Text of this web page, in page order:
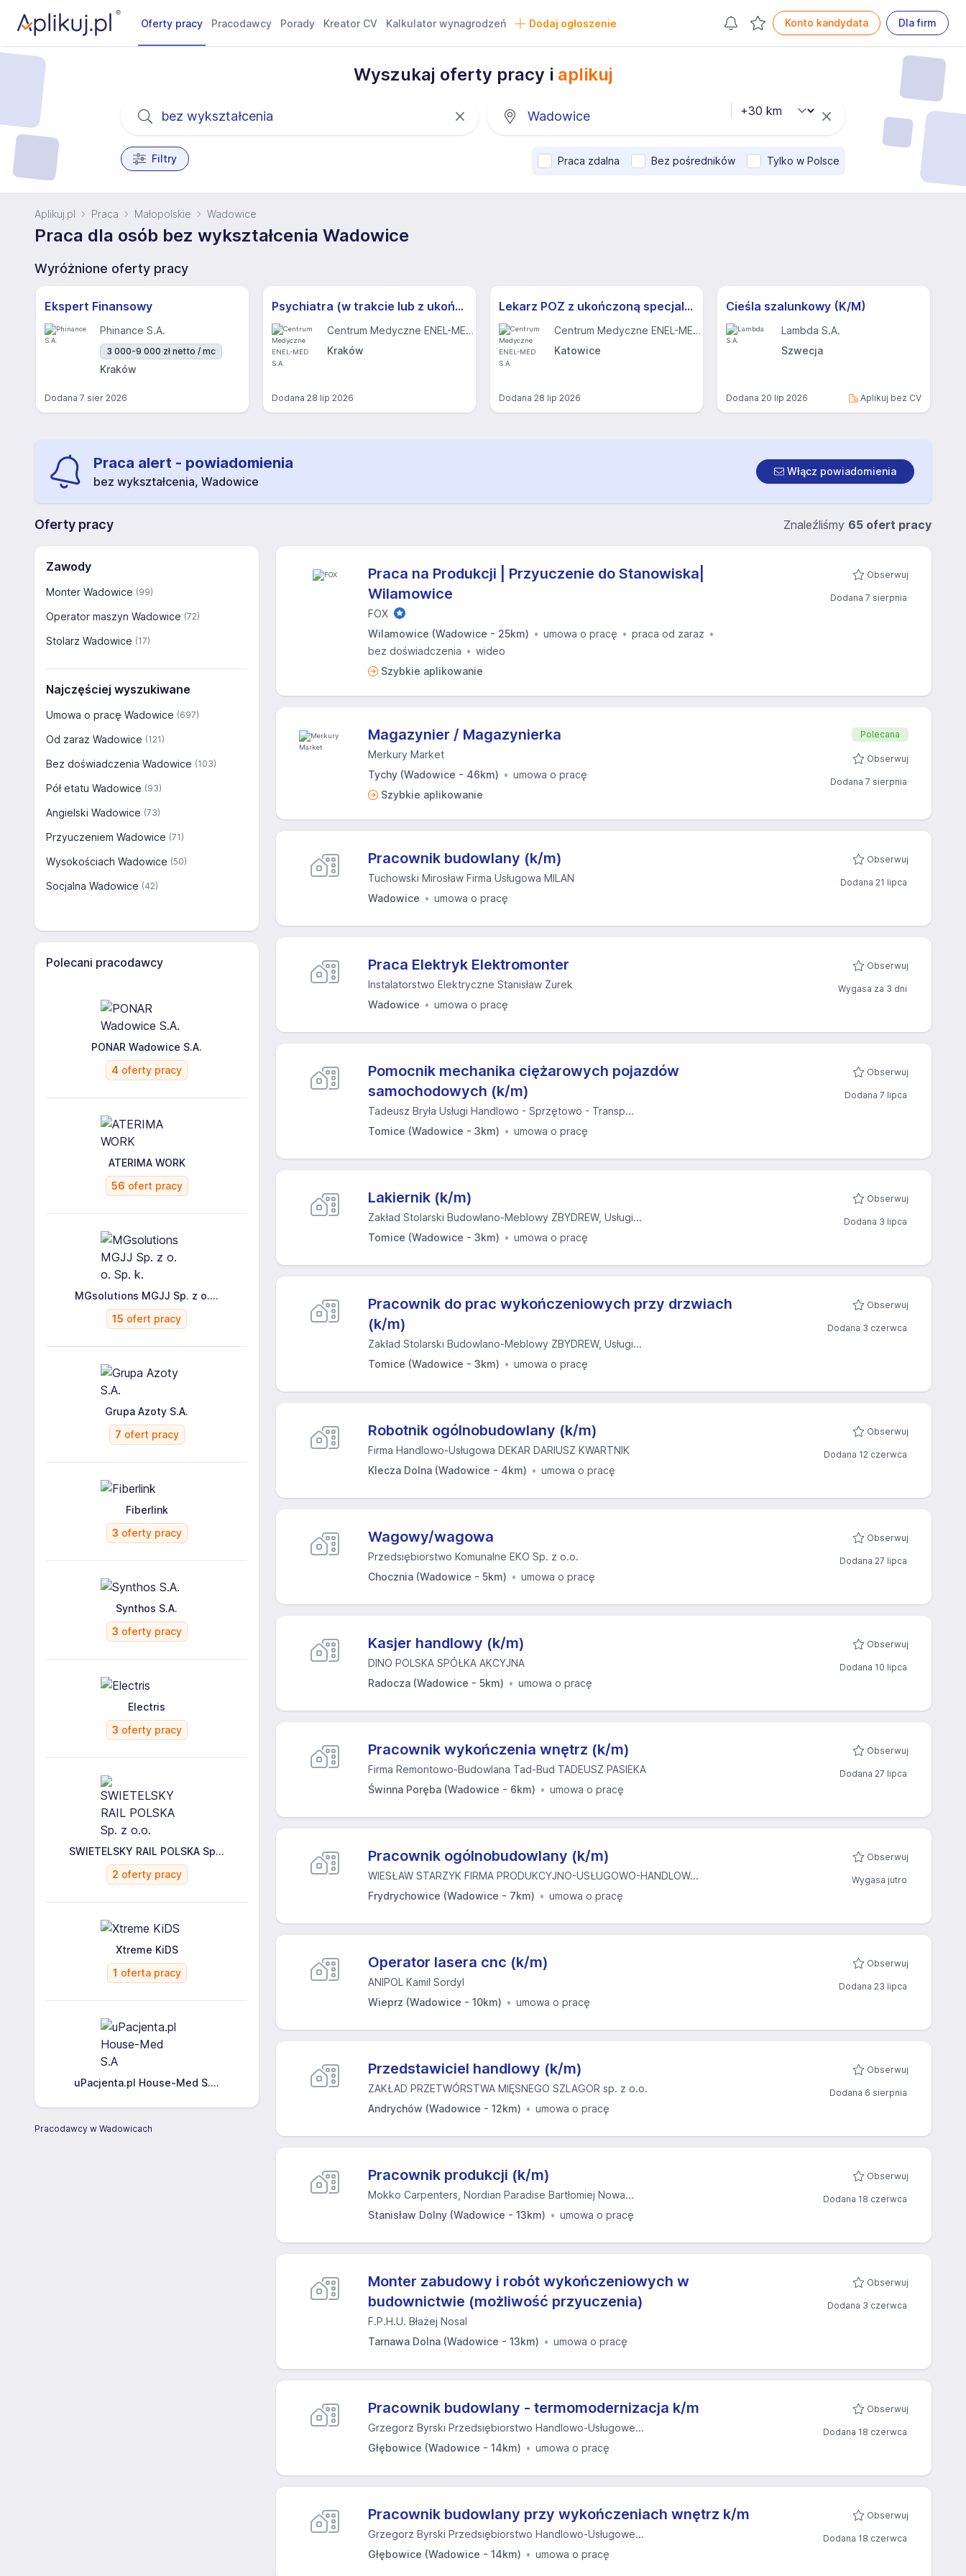
Oferty pracy Pracodawcy Porady Kreator CV Kalkulator wynagrodzeń Dodaj ogłoszenie Konto kandydata Dla firm
Wyszukaj oferty pracy i aplikuj
Filtry Praca zdalna Bez pośredników Tylko w Polsce
Aplikuj.pl Praca Małopolskie Wadowice
Praca dla osób bez wykształcenia Wadowice
Wyróżnione oferty pracy
Ekspert Finansowy
Phinance S.A.
3 000-9 000 zł netto / mc
Kraków
Dodana 7 sier 2026
Psychiatra (w trakcie lub z ukończoną specjalizacją) (k/m)
Centrum Medyczne ENEL-MED S.A.
Kraków
Dodana 28 lip 2026
Lekarz POZ z ukończoną specjalizacją (interna, medycyna rodzinna) (k/m)
Centrum Medyczne ENEL-MED S.A.
Katowice
Dodana 28 lip 2026
Cieśla szalunkowy (K/M)
Lambda S.A.
Szwecja
Dodana 20 lip 2026 Aplikuj bez CV
Praca alert - powiadomienia
bez wykształcenia, Wadowice
Włącz powiadomienia
Oferty pracy Znaleźliśmy 65 ofert pracy
Zawody
Monter Wadowice (99)
Operator maszyn Wadowice (72)
Stolarz Wadowice (17)
Najczęściej wyszukiwane
Umowa o pracę Wadowice (697)
Od zaraz Wadowice (121)
Bez doświadczenia Wadowice (103)
Pół etatu Wadowice (93)
Angielski Wadowice (73)
Przyuczeniem Wadowice (71)
Wysokościach Wadowice (50)
Socjalna Wadowice (42)
Polecani pracodawcy
PONAR Wadowice S.A.
4 oferty pracy
ATERIMA WORK
56 ofert pracy
MGsolutions MGJJ Sp. z o....
15 ofert pracy
Grupa Azoty S.A.
7 ofert pracy
Fiberlink
3 oferty pracy
Synthos S.A.
3 oferty pracy
Electris
3 oferty pracy
SWIETELSKY RAIL POLSKA Sp...
2 oferty pracy
Xtreme KiDS
1 oferta pracy
uPacjenta.pl House-Med S....
Pracodawcy w Wadowicach
Praca na Produkcji | Przyuczenie do Stanowiska|
Wilamowice
FOX
Wilamowice (Wadowice - 25km)
umowa o pracę
praca od zaraz
bez doświadczenia
wideo
Szybkie aplikowanie
Obserwuj
Dodana 7 sierpnia
Magazynier / Magazynierka
Merkury Market
Tychy (Wadowice - 46km)
umowa o pracę
Szybkie aplikowanie
Polecana
Obserwuj
Dodana 7 sierpnia
Pracownik budowlany (k/m)
Tuchowski Mirosław Firma Usługowa MILAN
Wadowice
umowa o pracę
Obserwuj
Dodana 21 lipca
Praca Elektryk Elektromonter
Instalatorstwo Elektryczne Stanisław Żurek
Wadowice
umowa o pracę
Obserwuj
Wygasa za 3 dni
Pomocnik mechanika ciężarowych pojazdów
samochodowych (k/m)
Tadeusz Bryła Usługi Handlowo - Sprzętowo - Transp...
Tomice (Wadowice - 3km)
umowa o pracę
Obserwuj
Dodana 7 lipca
Lakiernik (k/m)
Zakład Stolarski Budowlano-Meblowy ZBYDREW, Usługi...
Tomice (Wadowice - 3km)
umowa o pracę
Obserwuj
Dodana 3 lipca
Pracownik do prac wykończeniowych przy drzwiach
(k/m)
Zakład Stolarski Budowlano-Meblowy ZBYDREW, Usługi...
Tomice (Wadowice - 3km)
umowa o pracę
Obserwuj
Dodana 3 czerwca
Robotnik ogólnobudowlany (k/m)
Firma Handlowo-Usługowa DEKAR DARIUSZ KWARTNIK
Klecza Dolna (Wadowice - 4km)
umowa o pracę
Obserwuj
Dodana 12 czerwca
Wagowy/wagowa
Przedsiębiorstwo Komunalne EKO Sp. z o.o.
Chocznia (Wadowice - 5km)
umowa o pracę
Obserwuj
Dodana 27 lipca
Kasjer handlowy (k/m)
DINO POLSKA SPÓŁKA AKCYJNA
Radocza (Wadowice - 5km)
umowa o pracę
Obserwuj
Dodana 10 lipca
Pracownik wykończenia wnętrz (k/m)
Firma Remontowo-Budowlana Tad-Bud TADEUSZ PASIEKA
Świnna Poręba (Wadowice - 6km)
umowa o pracę
Obserwuj
Dodana 27 lipca
Pracownik ogólnobudowlany (k/m)
WIESŁAW STARZYK FIRMA PRODUKCYJNO-USŁUGOWO-HANDLOW...
Frydrychowice (Wadowice - 7km)
umowa o pracę
Obserwuj
Wygasa jutro
Operator lasera cnc (k/m)
ANIPOL Kamil Sordyl
Wieprz (Wadowice - 10km)
umowa o pracę
Obserwuj
Dodana 23 lipca
Przedstawiciel handlowy (k/m)
ZAKŁAD PRZETWÓRSTWA MIĘSNEGO SZLAGOR sp. z o.o.
Andrychów (Wadowice - 12km)
umowa o pracę
Obserwuj
Dodana 6 sierpnia
Pracownik produkcji (k/m)
Mokko Carpenters, Nordian Paradise Bartłomiej Nowa...
Stanisław Dolny (Wadowice - 13km)
umowa o pracę
Obserwuj
Dodana 18 czerwca
Monter zabudowy i robót wykończeniowych w
budownictwie (możliwość przyuczenia)
F.P.H.U. Błażej Nosal
Tarnawa Dolna (Wadowice - 13km)
umowa o pracę
Obserwuj
Dodana 3 czerwca
Pracownik budowlany - termomodernizacja k/m
Grzegorz Byrski Przedsiębiorstwo Handlowo-Usługowe...
Głębowice (Wadowice - 14km)
umowa o pracę
Obserwuj
Dodana 18 czerwca
Pracownik budowlany przy wykończeniach wnętrz k/m
Grzegorz Byrski Przedsiębiorstwo Handlowo-Usługowe...
Głębowice (Wadowice - 14km)
umowa o pracę
Obserwuj
Dodana 18 czerwca